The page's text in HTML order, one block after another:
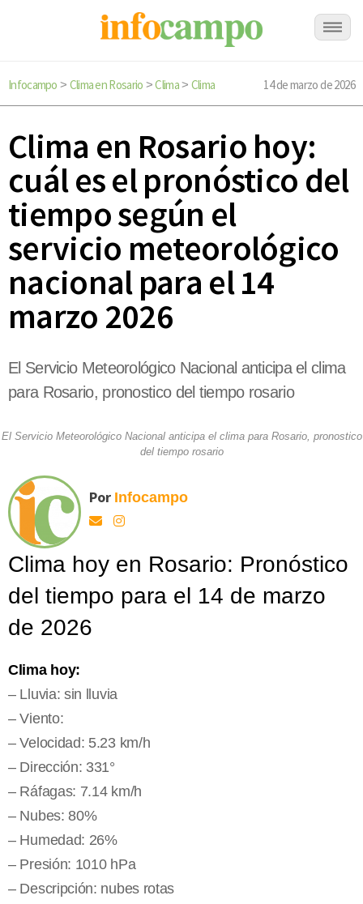
Infocampo > Clima en Rosario >Clima> Clima 14 de marzo de 2026
Clima en Rosario hoy:
cuál es el pronóstico del
tiempo según el
servicio meteorológico
nacional para el 14
marzo 2026
El Servicio Meteorológico Nacional anticipa el clima
para Rosario, pronostico del tiempo rosario
El Servicio Meteorológico Nacional anticipa el clima para Rosario, pronostico
del tiempo rosario
Por Infocampo
Clima hoy en Rosario: Pronóstico
del tiempo para el 14 de marzo
de 2026
Clima hoy:
– Lluvia: sin lluvia
– Viento:
– Velocidad: 5.23 km/h
– Dirección: 331°
– Ráfagas: 7.14 km/h
– Nubes: 80%
– Humedad: 26%
– Presión: 1010 hPa
– Descripción: nubes rotas